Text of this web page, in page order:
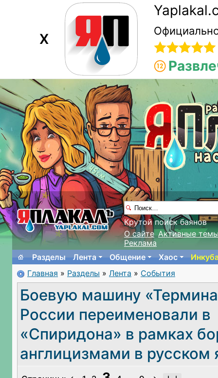
X
Крутой поиск баянов
О сайте Активные
Реклама
Разделы
Лента Общение Хаос
Главная » Разделы » Лента » События
Боевую машину
России переименовали в
«Спиридона» в рамках
англицизмами в русском